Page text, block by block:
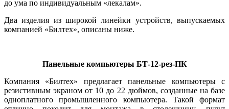
до ума по индивидуальным «лекалам».
Два изделия из широкой линейки устройств, выпускаемых
компанией «Билтех», описаны ниже.
Панельные компьютеры БТ‑12-рез-ПК
Компания «Билтех» предлагает панельные компьютеры с
резистивным экраном от 10 до 22 дюймов, созданные на базе
одноплатного промышленного компьютера. Такой формат